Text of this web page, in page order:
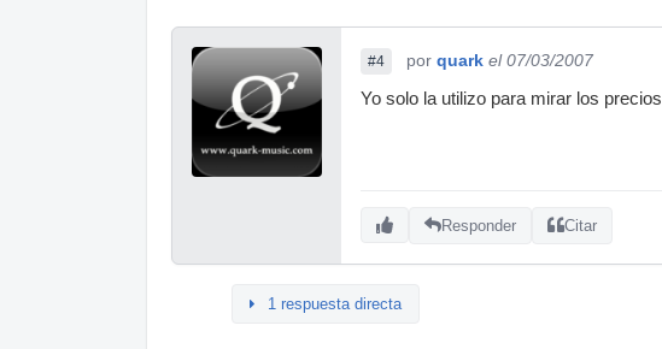
#4 por quark el 07/03/2007
Yo solo la utilizo para mirar los precios
Responder Citar
1 respuesta directa